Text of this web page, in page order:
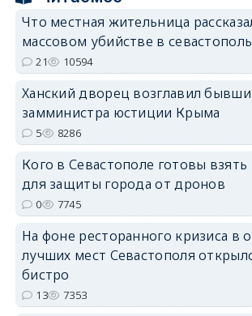
Что местная жительница
массовом убийстве в
21 10594
Ханский дворец возглавил
замминистра юстиции Крыма
5 8286
Кого в Севастополе готовы взять
для защиты города от дронов
0 7745
На фоне ресторанного кризиса в
лучших мест Севастополя
бистро
13 7353